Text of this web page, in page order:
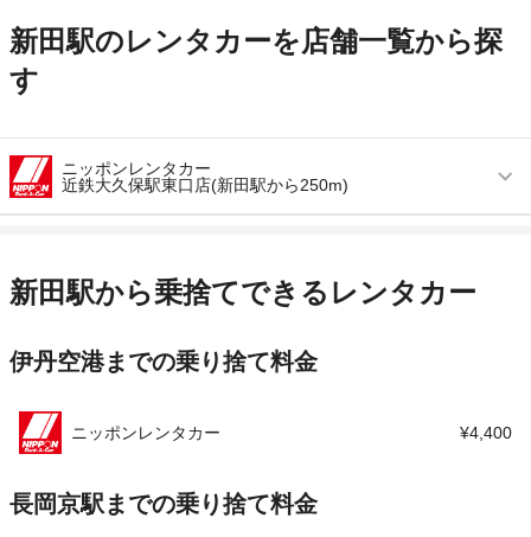
新田駅のレンタカーを店舗一覧から探
す
ニッポンレンタカー
近鉄大久保駅東口店(新田駅から250m)
アクセス 大久保駅より徒歩で約2分（送迎なし）
店舗詳細 店舗詳細ページはこちら
新田駅から乗捨てできるレンタカー
伊丹空港までの乗り捨て料金
ニッポンレンタカー ¥4,400
長岡京駅までの乗り捨て料金